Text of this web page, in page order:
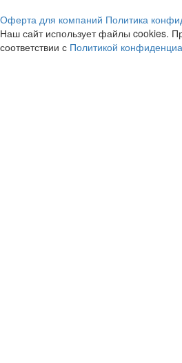
Avito
Путешествия
Оферта для компаний Политика
Наш сайт использует файлы cookies.
соответствии с Политикой